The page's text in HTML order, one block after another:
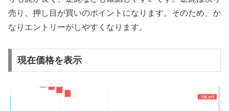
売り、押し目が買いのポイントになります。そのため、か
なりエントリーがしやすくなります。
現在価格を表示